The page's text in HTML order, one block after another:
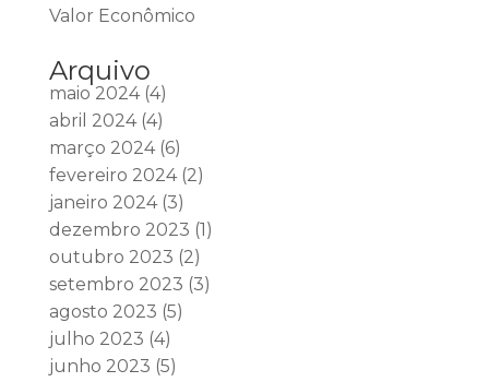
Valor Econômico
Arquivo
maio 2024(4)
abril 2024(4)
março 2024(6)
fevereiro 2024(2)
janeiro 2024(3)
dezembro 2023 (1)
outubro 2023 (2)
setembro 2023 (3)
agosto 2023 (5)
julho 2023 (4)
junho 2023 (5)